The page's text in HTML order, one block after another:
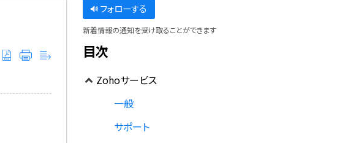
フォローする
新着情報の通知を受け取ることができます
目次
Zohoサービス
一般
サポート